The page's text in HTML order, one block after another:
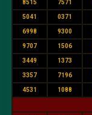
8515 7571
5041 0371
6998 9300
9707 1506
3449 1373
3357 7196
4531 1088